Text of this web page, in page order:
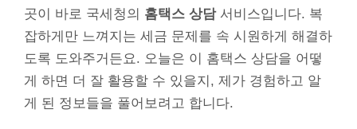
곳이 바로 국세청의 홈택스 상담서비스입니다. 복
잡하게만 느껴지는 세금 문제를 속 시원하게 해결하
도록 도와주거든요. 오늘은 이 홈택스 상담을 어떻
게 하면 더 잘 활용할 수 있을지, 제가 경험하고 알
게 된 정보들을 풀어보려고 합니다.